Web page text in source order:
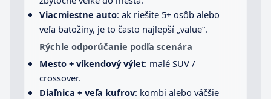
Viacmiestne auto: ak riešite 5+ osôb alebo
veľa batožiny, je to často najlepší „value“.
Rýchle odporúčanie podľa scenára
Mesto + víkendový výlet: malé SUV /
crossover.
Diaľnica + veľa kufrov: kombi alebo väčšie